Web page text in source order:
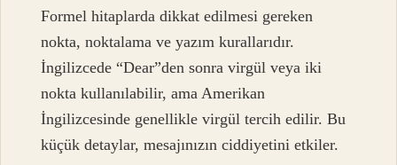
Formel hitaplarda dikkat edilmesi gereken
nokta, noktalama ve yazım kurallarıdır.
İngilizcede “Dear”den sonra virgül veya iki
nokta kullanılabilir, ama Amerikan
İngilizcesinde genellikle virgül tercih edilir. Bu
küçük detaylar, mesajınızın ciddiyetini etkiler.